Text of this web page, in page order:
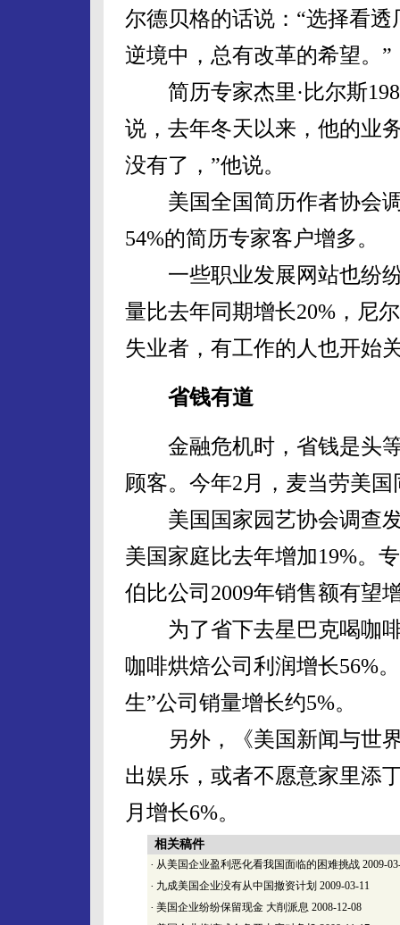
尔德贝格的话说：“选择看
逆境中，总有改革的希望。”
简历专家杰里·比尔斯
说，去年冬天以来，他的业
没有了，”他说。
美国全国简历作者协会调
54%的简历专家客户增多。
一些职业发展网站也纷纷
量比去年同期增长20%，尼
失业者，有工作的人也开始
省钱有道
金融危机时，省钱是头等
顾客。今年2月，麦当劳美
美国国家园艺协会调查发
美国家庭比去年增加19%。
伯比公司2009年销售额有望
为了省下去星巴克喝咖啡
咖啡烘焙公司利润增长56%
生”公司销量增长约5%。
另外，《美国新闻与世界
出娱乐，或者不愿意家里添
月增长6%。
相关稿件
· 从美国企业盈利恶化看我国面临的困难挑战 2009-
· 九成美国企业没有从中国撤资计划 2009-03-11
· 美国企业纷纷保留现金 大削派息 2008-12-08